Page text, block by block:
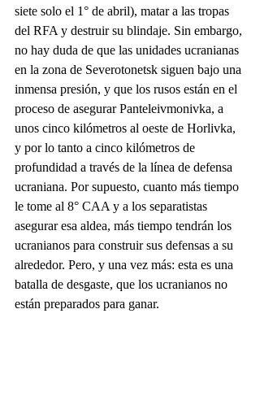
siete solo el 1° de abril), matar a las tropas
del RFA y destruir su blindaje. Sin embargo,
no hay duda de que las unidades ucranianas
en la zona de Severotonetsk siguen bajo una
inmensa presión, y que los rusos están en el
proceso de asegurar Panteleivmonivka, a
unos cinco kilómetros al oeste de Horlivka,
y por lo tanto a cinco kilómetros de
profundidad a través de la línea de defensa
ucraniana. Por supuesto, cuanto más tiempo
le tome al 8° CAA y a los separatistas
asegurar esa aldea, más tiempo tendrán los
ucranianos para construir sus defensas a su
alrededor. Pero, y una vez más: esta es una
batalla de desgaste, que los ucranianos no
están preparados para ganar.